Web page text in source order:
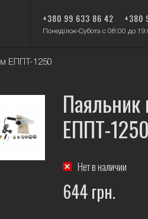
+380 99 633 86 42 +380
Понеділок-Субота с 08:00 до
ЕППТ-1250
Паяльник
ЕППТ-1250
Нет в наличии
644 грн.